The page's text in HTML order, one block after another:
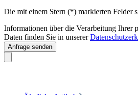
Die mit einem Stern (*) markierten Felder
Informationen über die Verarbeitung Ihrer
Daten finden Sie in unserer
Anfrage senden